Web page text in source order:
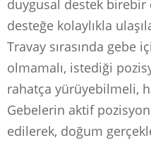
duygusal destek birebir
desteğe kolaylıkla
Travay sırasında gebe
olmamalı, istediği
rahatça yürüyebilmeli,
Gebelerin aktif
edilerek, doğum